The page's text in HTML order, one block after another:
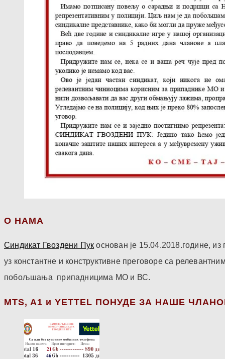
О НАМА
Синдикат Гвоздени Пук основан је 15.04.2018.године,
уз константне и конструктивне преговоре са
побољшања припадницима МО и ВС.
МТS, A1 и YETTEL ПОНУДЕ ЗА НАШЕ